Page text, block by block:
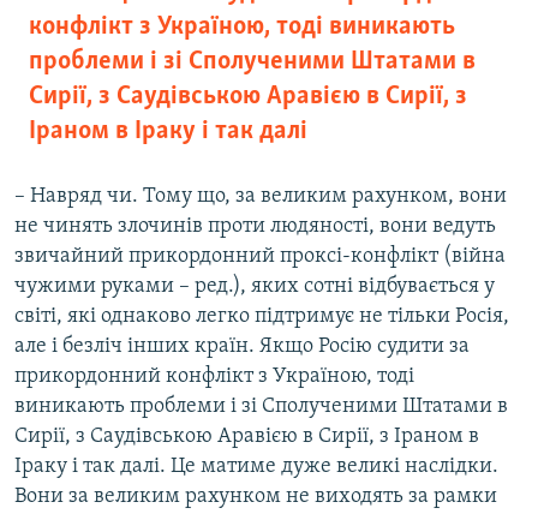
конфлікт з Україною, тоді виникають
проблеми і зі Сполученими Штатами в
Сирії, з Саудівською Аравією в Сирії, з
Іраном в Іраку і так далі
– Навряд чи. Тому що, за великим рахунком, вони
не чинять злочинів проти людяності, вони ведуть
звичайний прикордонний проксі-конфлікт (війна
чужими руками – ред.), яких сотні відбувається у
світі, які однаково легко підтримує не тільки Росія,
але і безліч інших країн. Якщо Росію судити за
прикордонний конфлікт з Україною, тоді
виникають проблеми і зі Сполученими Штатами в
Сирії, з Саудівською Аравією в Сирії, з Іраном в
Іраку і так далі. Це матиме дуже великі наслідки.
Вони за великим рахунком не виходять за рамки